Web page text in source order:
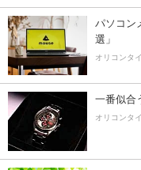
パソコン
選」
オリコンタ
一番似合
オリコンタ